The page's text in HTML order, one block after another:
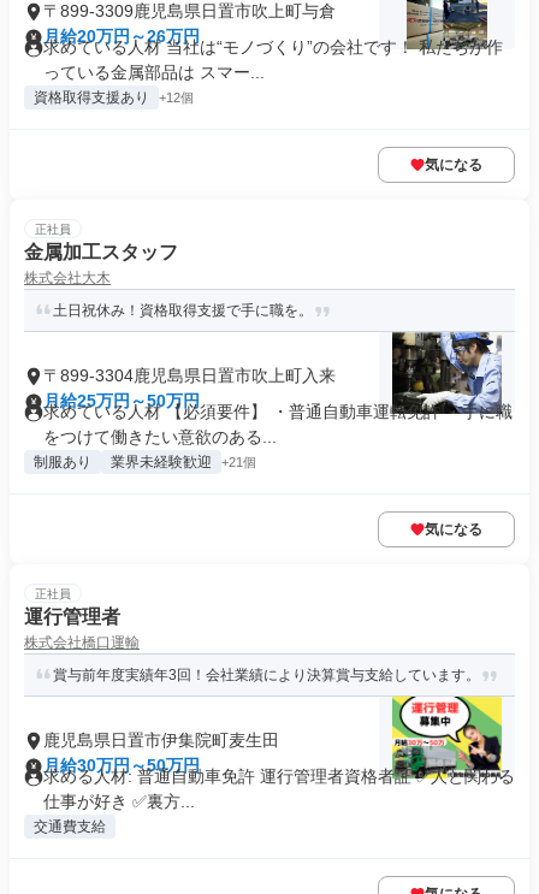
〒899-3309鹿児島県日置市吹上町与倉
月給20万円～26万円
求めている人材 当社は“モノづくり”の会社です！ 私たちが作
っている金属部品は スマー...
資格取得支援あり +12個
気になる
正社員
金属加工スタッフ
株式会社大木
土日祝休み！資格取得支援で手に職を。
〒899-3304鹿児島県日置市吹上町入来
月給25万円～50万円
求めている人材 【必須要件】 ・普通自動車運転免許 ・手に職
をつけて働きたい意欲のある...
制服あり 業界未経験歓迎 +21個
気になる
正社員
運行管理者
株式会社橋口運輸
賞与前年度実績年3回！会社業績により決算賞与支給しています。
鹿児島県日置市伊集院町麦生田
月給30万円～50万円
求める人材: 普通自動車免許 運行管理者資格者証 ✅人と関わる
仕事が好き ✅裏方...
交通費支給